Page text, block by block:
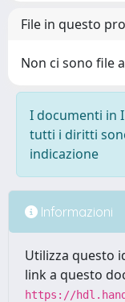
File in questo
Non ci sono file
I documenti in
tutti i diritti
indicazione
Informazioni
Utilizza questo
link a questo
https://